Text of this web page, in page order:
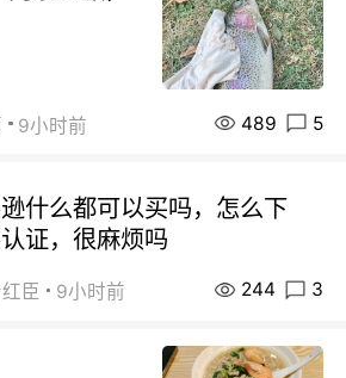
9小时前 489 5
什么都可以买吗，怎么下
证，很麻烦吗
臣 9小时前 244 3